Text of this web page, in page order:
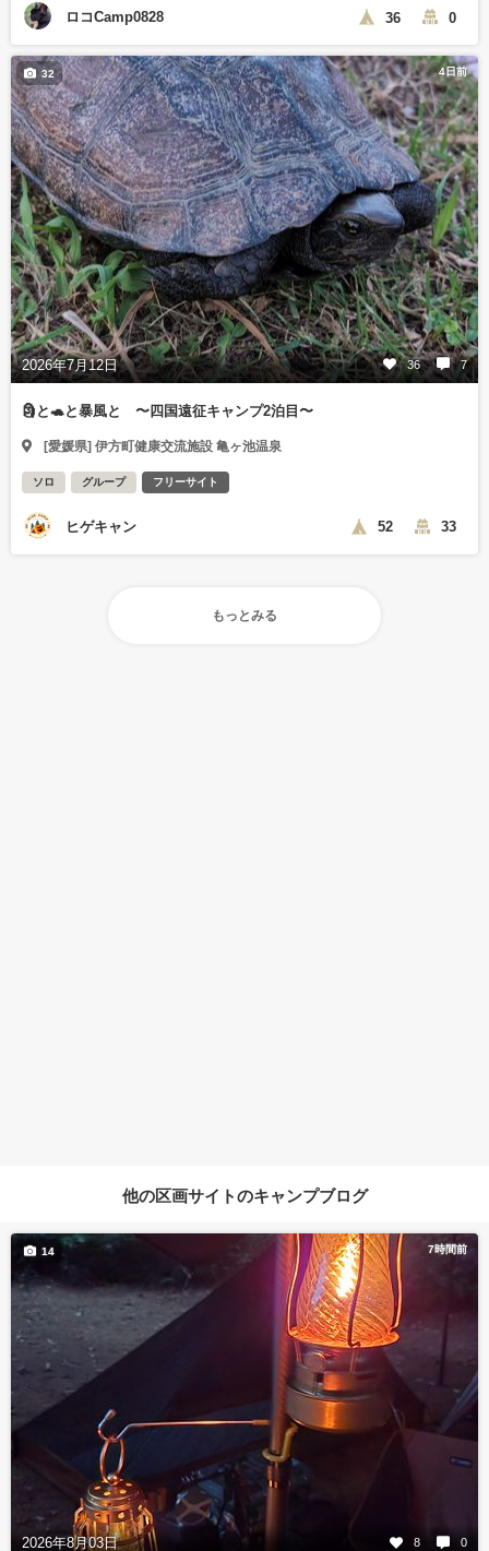
ロコCamp0828 36 0
4日前
2026年7月12日 36 7
32
🗿と🐢と暴風と 〜四国遠征キャンプ2泊目〜
[愛媛県] 伊方町健康交流施設 亀ヶ池温泉
ソロ グループ フリーサイト
ヒゲキャン 52 33
もっとみる
他の区画サイトのキャンプブログ
7時間前
2026年8月03日 8 0
14